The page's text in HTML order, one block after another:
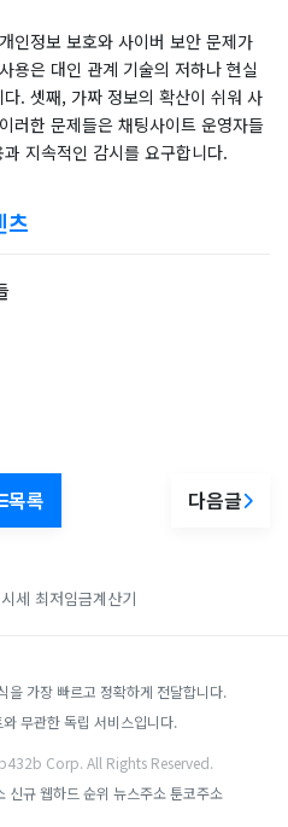
인정보 보호와 사이버 보안 문제가
용은 대인 관계 기술의 저하나 현실
. 셋째, 가짜 정보의 확산이 쉬워 사
러한 문제들은 채팅사이트 운영자들
지속적인 감시를 요구합니다.
츠
목록 다음글
세 최저임금계산기
가장 빠르고 정확하게 전달합니다.
무관한 독립 서비스입니다.
Corp. All Rights Reserved.
신규 웹하드 순위 뉴스주소 툰코주소